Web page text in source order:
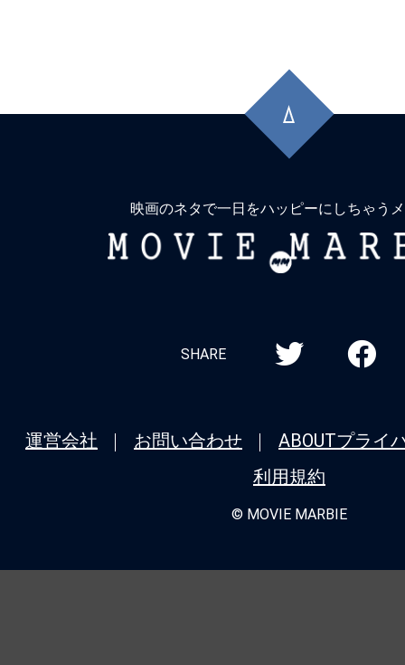
頭
に
映画のネタで一日をハッピーにしちゃう
MOVIE
SHARE
運営会社 お問い合わせ ABOUTプライ
利用規約
© MOVIE MARBIE